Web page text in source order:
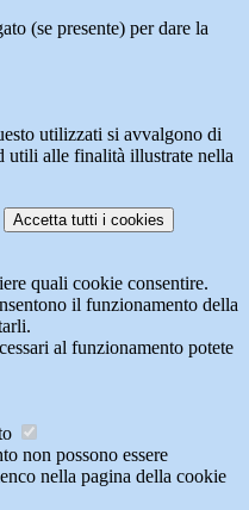
(se presente) per dare la
utilizzati si avvalgono di
utili alle finalità illustrate nella
Accetta tutti i cookies
quali cookie consentire.
il funzionamento della
al funzionamento potete
non possono essere
nella pagina della cookie